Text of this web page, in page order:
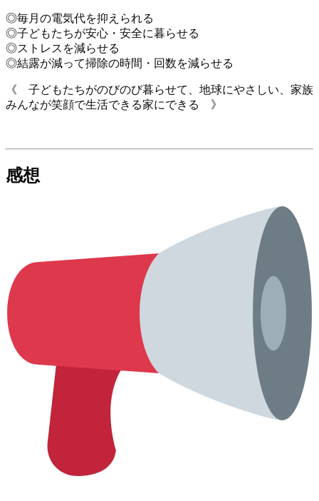
◎毎月の電気代を抑えられる
◎子どもたちが安心・安全に暮らせる
◎ストレスを減らせる
◎結露が減って掃除の時間・回数を減らせる
《 子どもたちがのびのび暮らせて、地球にやさしい、家族
みんなが笑顔で生活できる家にできる 》
感想